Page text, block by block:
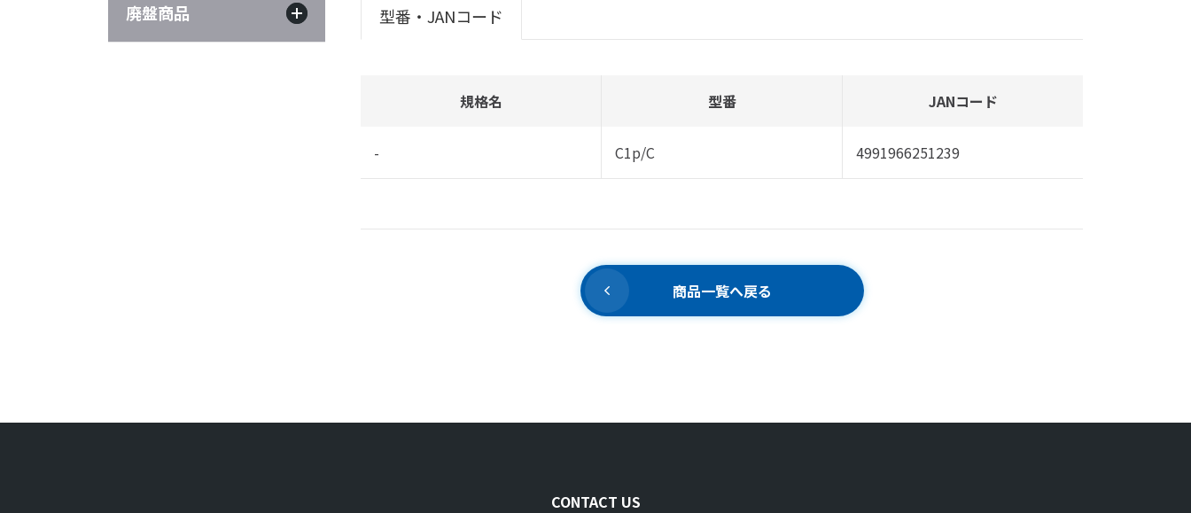
型番・JANコード
規格名 型番 JANコード
- C1p/C 4991966251239
商品一覧へ戻る
廃盤商品
CONTACT US